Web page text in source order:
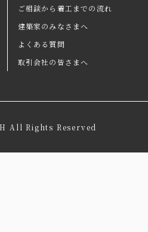
ご相談から着工までの流れ
建築家のみなさまへ
よくある質問
取引会社の皆さまへ
All Rights Reserved